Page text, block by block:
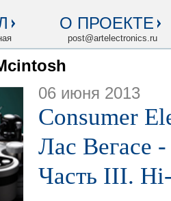
О ПРОЕКТЕ
post@artelectronics.ru
06 июня 2013
Consumer
Лас Вегасе
Часть III.